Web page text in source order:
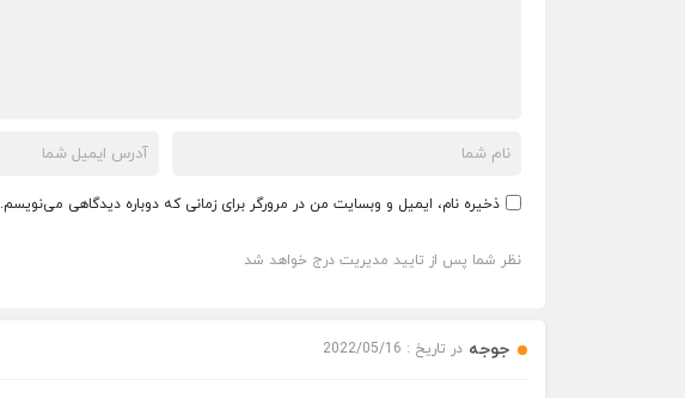
ذخیره نام، ایمیل و وبسایت من در مرورگر برای زمانی که دوباره دیدگاهی می‌نویسم.
نظر شما پس از تایید مدیریت درج خواهد شد
جوجه در تاریخ : 2022/05/16